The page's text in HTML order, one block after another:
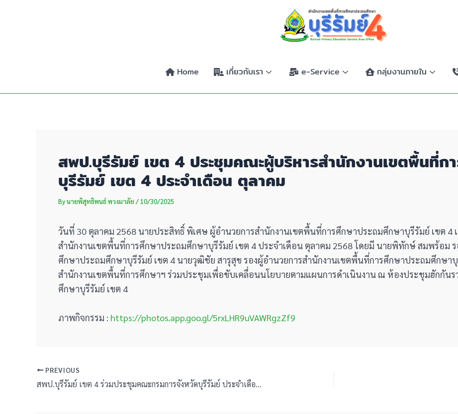
Home เกี่ยวกับเรา e-Service กลุ่มงานภายใน
สพป.บุรีรัมย์ เขต 4 ประชุมคณะผู้บริหารสำนักงานเขตพื้นที่ก
บุรีรัมย์ เขต 4 ประจำเดือน ตุลาคม
Byนายพิสุทธิพนธ์ พวงมาลัย/ 10/30/2025
วันที่ 30 ตุลาคม 2568 นายประสิทธิ์ พิเศษ ผู้อำนวยการสำนักงานเขตพื้นที่การศึกษาประถมศึกษาบุรีรัมย์ เขต
สำนักงานเขตพื้นที่การศึกษาประถมศึกษาบุรีรัมย์ เขต 4 ประจำเดือน ตุลาคม 2568 โดยมี นายพิทักษ์ สมพร้อม
ศึกษาประถมศึกษาบุรีรัมย์ เขต 4 นายวุฒิชัย สารุสุข รองผู้อำนวยการสำนักงานเขตพื้นที่การศึกษาประถมศึกษา
สำนักงานเขตพื้นที่การศึกษาฯ ร่วมประชุมเพื่อขับเคลื่อนนโยบายตามแผนการดำเนินงาน ณ ห้องประชุมฮักกัน
ศึกษาบุรีรัมย์ เขต 4
ภาพกิจกรรม : https://photos.app.goo.gl/5rxLHR9uVAWRgzZf9
PREVIOUS
สพป.บุรีรัมย์ เขต 4 ร่วมประชุมคณะกรมการจังหวัดบุรีรัมย์ ประจำเดือน ตุลาคม 2568 (ครั้งที่ 10/2568)